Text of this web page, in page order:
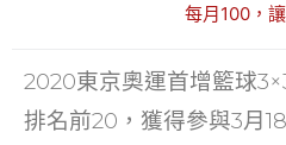
e
b
itt
er
ai
l
C
h
每月100，
2020東京奧運首增籃球
排名前20，獲得參與3月